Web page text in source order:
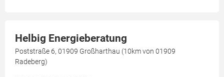
Helbig Energieberatung
Poststraße 6, 01909 Großharthau (10km von 01909
Radeberg)